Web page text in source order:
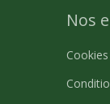
Nos
Cookies